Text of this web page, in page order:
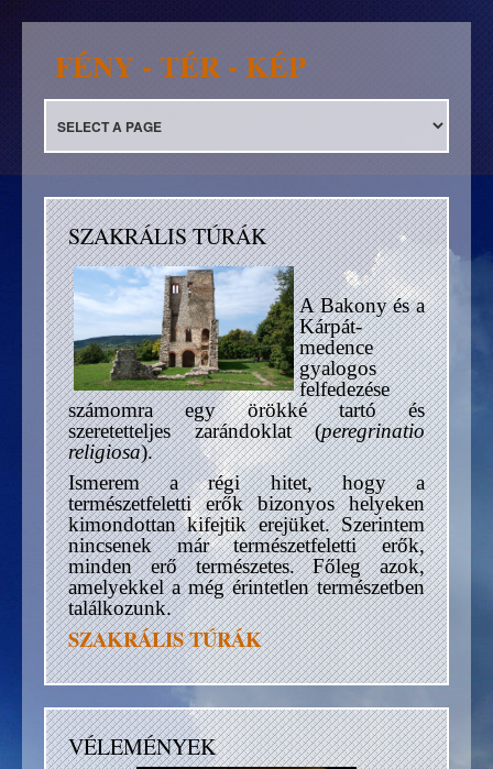
FÉNY - TÉR - KÉP
SZAKRÁLIS TÚRÁK
A Bakony és a
Kárpát-
medence
gyalogos
felfedezése
számomra egy örökké tartó és
szeretetteljes zarándoklat (peregrinatio
religiosa).
Ismerem a régi hitet, hogy a
természetfeletti erők bizonyos helyeken
kimondottan kifejtik erejüket. Szerintem
nincsenek már természetfeletti erők,
minden erő természetes. Főleg azok,
amelyekkel a még érintetlen természetben
találkozunk.
SZAKRÁLIS TÚRÁK
VÉLEMÉNYEK